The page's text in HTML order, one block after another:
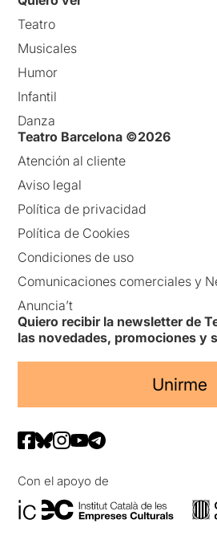
Teatro
Musicales
Humor
Infantil
Danza
Teatro Barcelona ©2026
Atención al cliente
Aviso legal
Política de privacidad
Política de Cookies
Condiciones de uso
Comunicaciones comerciales y
Anuncia’t
Quiero recibir la newsletter de
las novedades, promociones y
Unirme
Con el apoyo de